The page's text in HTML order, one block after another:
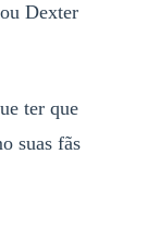
Dexter
ter que
suas fãs